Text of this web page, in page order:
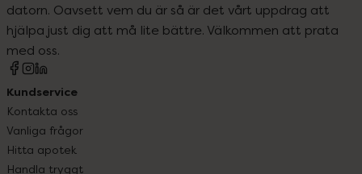
datorn. Oavsett vem du är så är det vårt uppdrag att
hjälpa just dig att må lite bättre. Välkommen att prata
med oss.
Kundservice
Kontakta oss
Vanliga frågor
Hitta apotek
Handla tryggt